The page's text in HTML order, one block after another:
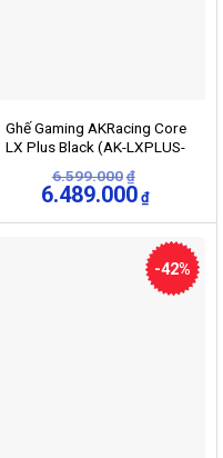
Ghế Gaming AKRacing Core
LX Plus Black (AK-LXPLUS-
6.599.000 ₫
Giá
gốc
là:
6.489.000 ₫
tại
-42%